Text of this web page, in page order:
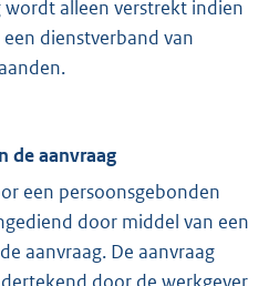
wordt alleen verstrekt indien
een dienstverband van
de aanvraag
een persoonsgebonden
door middel van een
aanvraag. De aanvraag